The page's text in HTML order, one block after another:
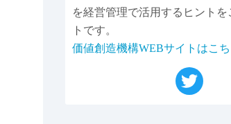
を経営管理で活用するヒントを
トです。
価値創造機構WEBサイトはこち